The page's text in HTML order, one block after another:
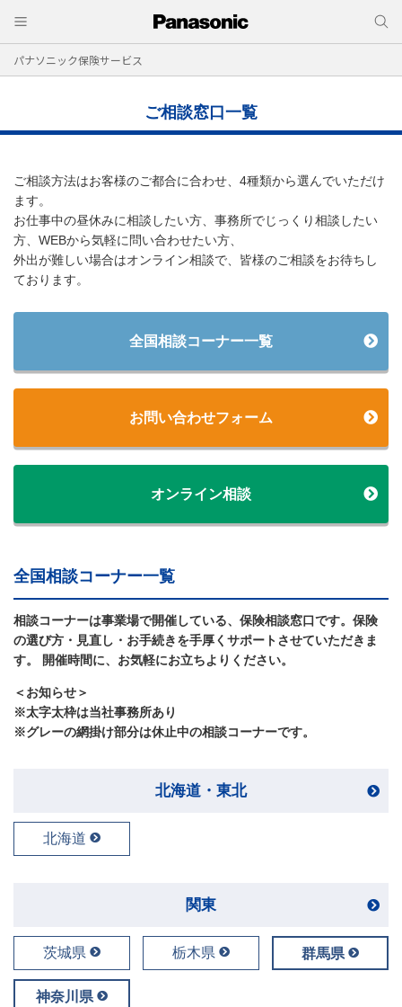
パナソニック保険サービス
ご相談窓口一覧
ご相談方法はお客様のご都合に合わせ、4種類から選んでいただけ
ます。
お仕事中の昼休みに相談したい方、事務所でじっくり相談したい
方、WEBから気軽に問い合わせたい方、
外出が難しい場合はオンライン相談で、皆様のご相談をお待ちし
ております。
全国相談コーナー一覧
お問い合わせフォーム
オンライン相談
全国相談コーナー一覧
相談コーナーは事業場で開催している、保険相談窓口です。保険
の選び方・見直し・お手続きを手厚くサポートさせていただきま
す。 開催時間に、お気軽にお立ちよりください。
＜お知らせ＞
※太字太枠は当社事務所あり
※グレーの網掛け部分は休止中の相談コーナーです。
北海道・東北
北海道
関東
茨城県 栃木県 群馬県
神奈川県